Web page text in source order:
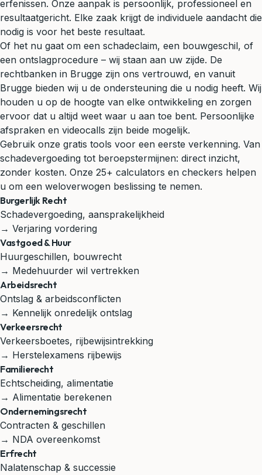
erfenissen. Onze aanpak is persoonlijk, professioneel en
resultaatgericht. Elke zaak krijgt de individuele aandacht die
nodig is voor het beste resultaat.
Of het nu gaat om een schadeclaim, een bouwgeschil, of
een ontslagprocedure – wij staan aan uw zijde. De
rechtbanken in Brugge zijn ons vertrouwd, en vanuit
Brugge bieden wij u de ondersteuning die u nodig heeft. Wij
houden u op de hoogte van elke ontwikkeling en zorgen
ervoor dat u altijd weet waar u aan toe bent. Persoonlijke
afspraken en videocalls zijn beide mogelijk.
Gebruik onze gratis tools voor een eerste verkenning. Van
schadevergoeding tot beroepstermijnen: direct inzicht,
zonder kosten. Onze 25+ calculators en checkers helpen
u om een weloverwogen beslissing te nemen.
Burgerlijk Recht
Schadevergoeding, aansprakelijkheid
→ Verjaring vordering
Vastgoed & Huur
Huurgeschillen, bouwrecht
→ Medehuurder wil vertrekken
Arbeidsrecht
Ontslag & arbeidsconflicten
→ Kennelijk onredelijk ontslag
Verkeersrecht
Verkeersboetes, rijbewijsintrekking
→ Herstelexamens rijbewijs
Familierecht
Echtscheiding, alimentatie
→ Alimentatie berekenen
Ondernemingsrecht
Contracten & geschillen
→ NDA overeenkomst
Erfrecht
Nalatenschap & successie